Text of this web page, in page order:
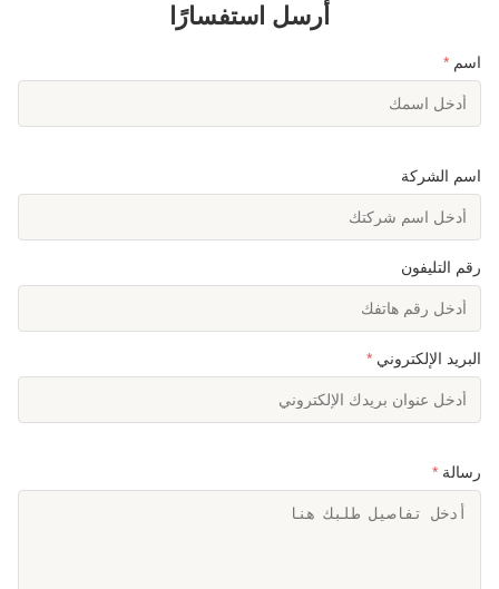
أرسل استفسارًا
اسم *
اسم الشركة
رقم التليفون
البريد الإلكتروني *
رسالة *